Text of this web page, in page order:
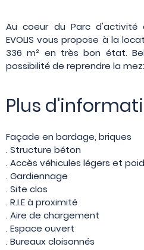
Au coeur du Parc d'activité
EVOLIS vous propose à la
336 m² en très bon état.
possibilité de reprendre la
Plus
Façade en bardage, briques
. Structure béton
. Accès véhicules légers et
. Gardiennage
. Site clos
. R.I.E à proximité
. Aire de chargement
. Espace ouvert
. Bureaux cloisonnés